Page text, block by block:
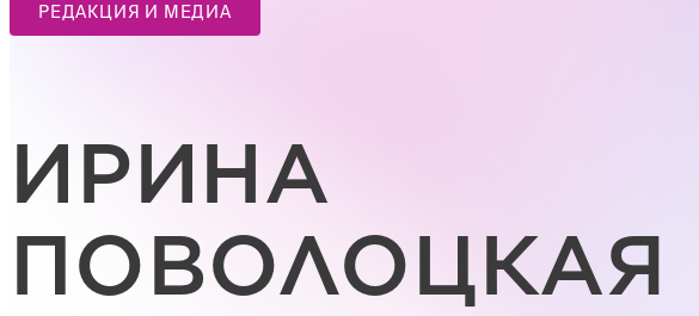
РЕДАКЦИЯ И МЕДИА
ИРИНА
ПОВОЛОЦКАЯ